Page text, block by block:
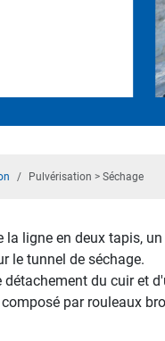
Pulvérisation > Séchage
la ligne en deux tapis,
le tunnel de séchage.
du cuir et
par rouleaux